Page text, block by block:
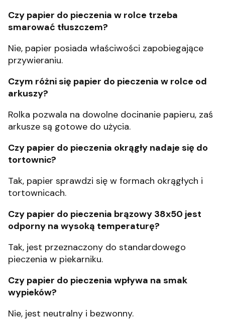
Czy papier do pieczenia w rolce trzeba
smarować tłuszczem?
Nie, papier posiada właściwości zapobiegające
przywieraniu.
Czym różni się papier do pieczenia w rolce od
arkuszy?
Rolka pozwala na dowolne docinanie papieru, zaś
arkusze są gotowe do użycia.
Czy papier do pieczenia okrągły nadaje się do
tortownic?
Tak, papier sprawdzi się w formach okrągłych i
tortownicach.
Czy papier do pieczenia brązowy 38x50 jest
odporny na wysoką temperaturę?
Tak, jest przeznaczony do standardowego
pieczenia w piekarniku.
Czy papier do pieczenia wpływa na smak
wypieków?
Nie, jest neutralny i bezwonny.